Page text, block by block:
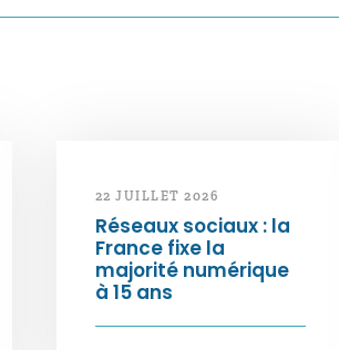
22 JUILLET 2026
Réseaux sociaux : la
France fixe la
majorité numérique
à 15 ans